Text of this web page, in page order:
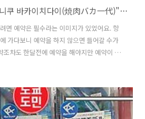
미야코섬 맛집 "야키니쿠 바카이치다이(焼肉バカ一代)" 추천
면 예약은 필수라는 이미지가 있었어요. 항
가다보니 예약을 하지 않으면 들어갈 수가
조차도 한달전에 예약을 해야지만 예약이 되
터가 사람들이 많기 때문에 조금 일찍가면
보았습니다. "야키니쿠 바카이치다이(焼
: 〒906-0000 沖縄県宮古島市平良下里